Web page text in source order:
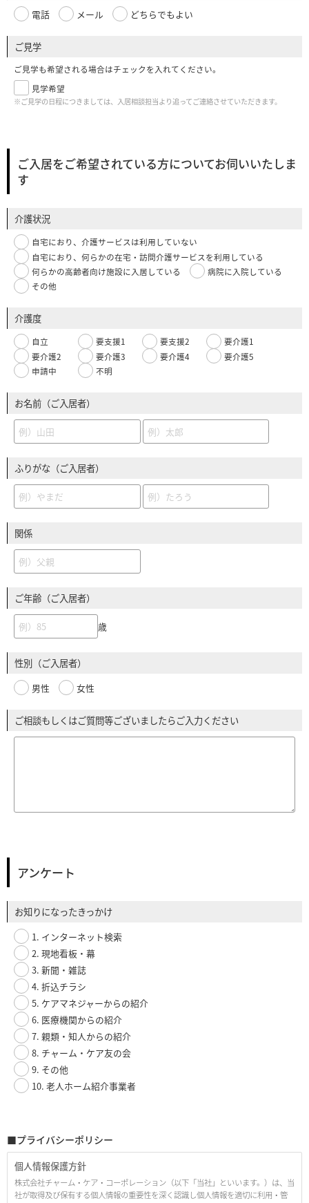
電話 メール どちらでもよい
ご見学
ご見学も希望される場合はチェックを入れてください。
見学希望
※ご見学の日程につきましては、入居相談担当より追ってご連絡させていただきます。
ご入居をご希望されている方についてお伺いいたしま
す
介護状況
自宅におり、介護サービスは利用していない
自宅におり、何らかの在宅・訪問介護サービスを利用している
何らかの高齢者向け施設に入居している
病院に入院している
その他
介護度
自立 要支援1 要支援2
要介護1
要介護2
要介護3 要介護4
要介護5
申請中
不明
お名前（ご入居者）
ふりがな（ご入居者）
関係
ご年齢（ご入居者）
歳
性別（ご入居者）
男性 女性
ご相談もしくはご質問等ございましたらご入力ください
アンケート
お知りになったきっかけ
1. インターネット検索
2. 現地看板・幕
3. 新聞・雑誌
4. 折込チラシ
5. ケアマネジャーからの紹介
6. 医療機関からの紹介
7. 親類・知人からの紹介
8. チャーム・ケア友の会
9. その他
10. 老人ホーム紹介事業者
■プライバシーポリシー
個人情報保護方針
株式会社チャーム・ケア・コーポレーション（以下「当社」といいます。）は、当
社が取得及び保有する個人情報の重要性を深く認識し個人情報を適切に利用・管